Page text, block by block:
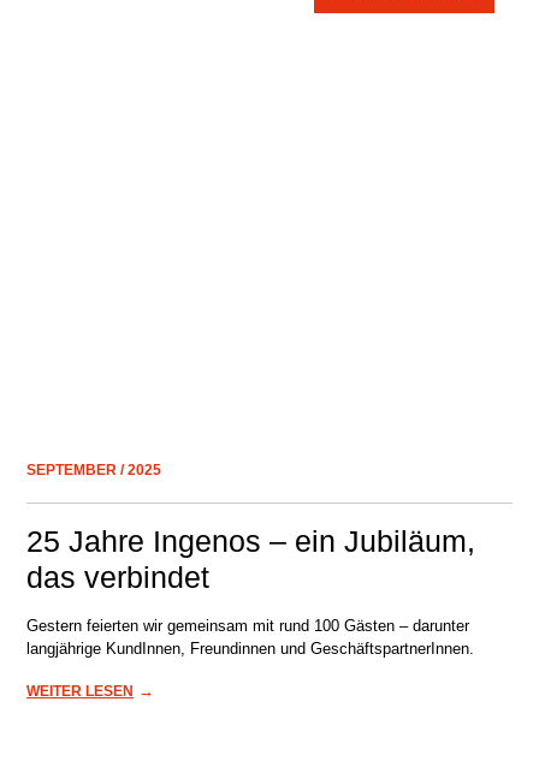
SEPTEMBER / 2025
25 Jahre Ingenos – ein Jubiläum,
das verbindet
Gestern feierten wir gemeinsam mit rund 100 Gästen – darunter
langjährige KundInnen, Freundinnen und GeschäftspartnerInnen.
WEITER LESEN →